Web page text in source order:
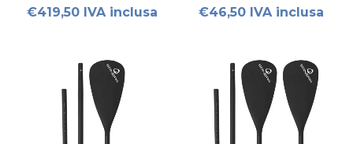
€419,50 IVA inclusa €46,50 IVA inclusa